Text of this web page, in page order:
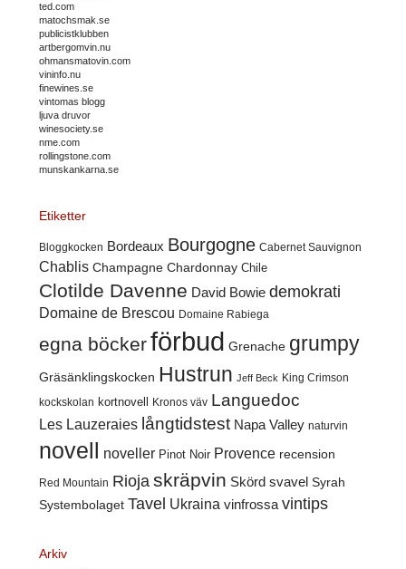
ted.com
matochsmak.se
publicistklubben
artbergomvin.nu
ohmansmatovin.com
vininfo.nu
finewines.se
vintomas blogg
ljuva druvor
winesociety.se
nme.com
rollingstone.com
munskankarna.se
Etiketter
Bloggkocken Bordeaux Bourgogne Cabernet Sauvignon
Chablis Champagne Chardonnay Chile
Clotilde Davenne David Bowie demokrati
Domaine de Brescou Domaine Rabiega
egna böckerförbud Grenache grumpy
Gräsänklingskocken Hustrun Jeff Beck King Crimson
kockskolan kortnovell Kronos väv Languedoc
Les Lauzeraies långtidstest Napa Valley naturvin
novell noveller Pinot Noir Provence recension
Red Mountain Rioja skräpvin Skörd svavel Syrah
Systembolaget Tavel Ukraina vinfrossa vintips
Arkiv